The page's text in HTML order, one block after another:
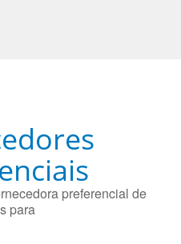
preferencial de
para